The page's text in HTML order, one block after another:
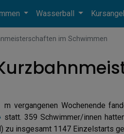
Wasserball
im Schwimmen
m vergangenen Wochenende
statt. 359 Schwimmer/innen
zu insgesamt 1147 Einzelstarts